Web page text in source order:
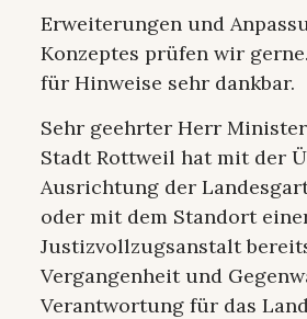
Erweiterungen und
Konzeptes prüfen wir
für Hinweise sehr dankbar.
Sehr geehrter Herr
Stadt Rottweil hat mit der
Ausrichtung der
oder mit dem Standort
Justizvollzugsanstalt
Vergangenheit und
Verantwortung für das